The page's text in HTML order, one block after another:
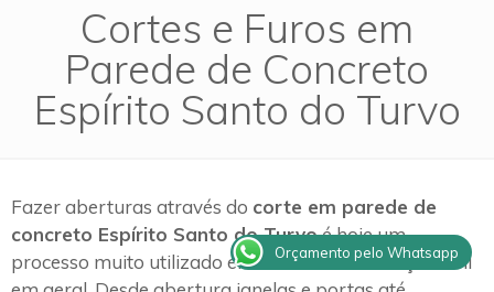
Cortes e Furos em
Parede de Concreto
Espírito Santo do Turvo
Fazer aberturas através do corte em parede de
concreto Espírito Santo do Turvoé hoje um
processo muito utilizado em obras de construção civil
Orçamento pelo Whatsapp